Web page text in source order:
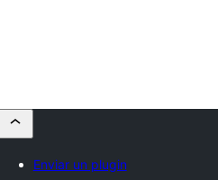
Enviar un plugin